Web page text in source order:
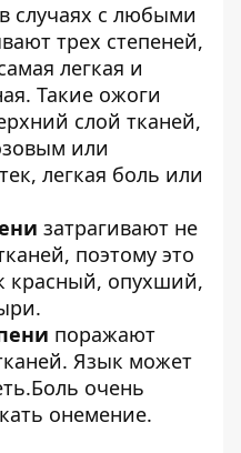
случаях с любыми
трех степеней,
легкая и
Такие ожоги
слой тканей,
или
легкая боль или
затрагивают не
поэтому это
красный, опухший,
поражают
Язык может
очень
онемение.